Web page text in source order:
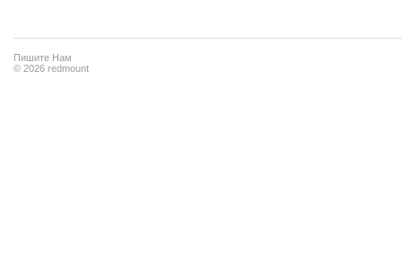
Пишите Нам
© 2026 redmount